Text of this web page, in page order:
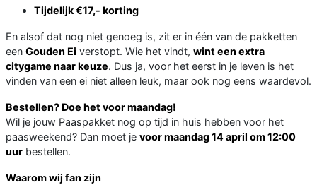
Tijdelijk €17,- korting
En alsof dat nog niet genoeg is, zit er in één van de pakketten
een Gouden Ei verstopt. Wie het vindt, wint een extra
citygame naar keuze. Dus ja, voor het eerst in je leven is het
vinden van een ei niet alleen leuk, maar ook nog eens waardevol.
Bestellen? Doe het voor maandag!
Wil je jouw Paaspakket nog op tijd in huis hebben voor het
paasweekend? Dan moet je voor maandag 14 april om 12:00
uur bestellen.
Waarom wij fan zijn